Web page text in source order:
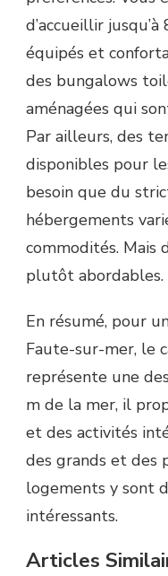
d’accueillir
équipés et
des bungalows
aménagées qui
Par ailleurs, des
disponibles pour
besoin que du
hébergements
commodités. Mais
plutôt abordables.
En résumé, pour
Faute-sur-mer, le
représente une
m de la mer, il
et des activités
des grands et des
logements y sont
intéressants.
Articles